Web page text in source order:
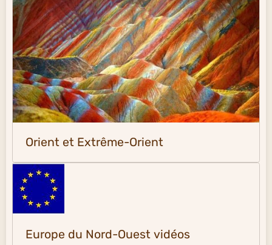
Orient et Extrême-Orient
Europe du Nord-Ouest vidéos